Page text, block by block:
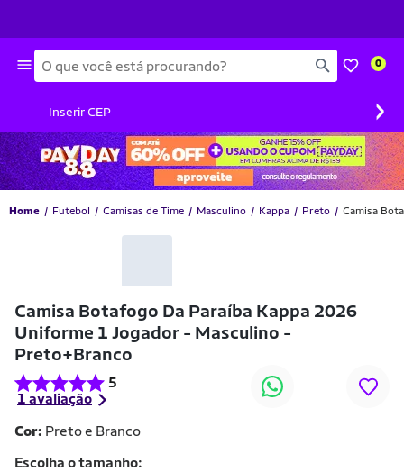
Busca 0
Inserir CEP ›
Home Futebol Camisas de Time Masculino Kappa Preto Camisa
Camisa Botafogo Da Paraíba Kappa 2026
Uniforme 1 Jogador - Masculino -
Preto+Branco
5
1 avaliação
Cor: Preto e Branco
Escolha otamanho